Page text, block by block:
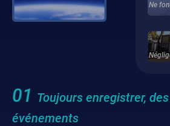
Ne
01 Toujours enregistrer,
événements